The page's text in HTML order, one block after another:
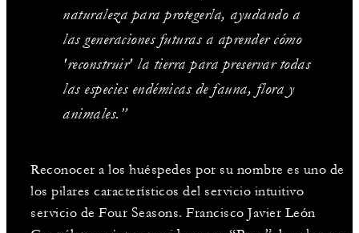
Reconocer a los huéspedes por su nombre es uno de
los pilares característicos del servicio intuitivo
servicio de Four Seasons. Francisco Javier León
naturaleza para protegerla, ayudando a
las generaciones futuras a aprender cómo
'reconstruir' la tierra para preservar todas
las especies endémicas de fauna, flora y
animales.”